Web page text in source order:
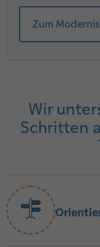
Zum
Wir
Schritten